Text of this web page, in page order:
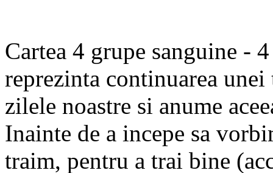
Cartea 4 grupe sanguine -
reprezinta continuarea
zilele noastre si anume
Inainte de a incepe sa
traim, pentru a trai bine